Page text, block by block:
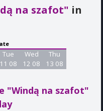
na szafot" in
Tue
11 08
Wed
12 08
Thu
13 08
"Windą na szafot"